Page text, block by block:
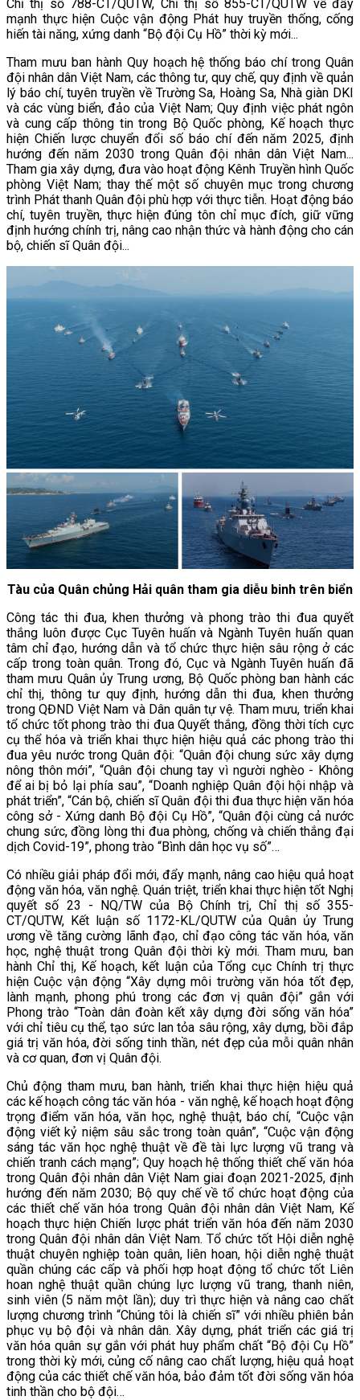
Chỉ thị số 788-CT/QUTW, Chỉ thị số 855-CT/QUTW về đẩy
mạnh thực hiện Cuộc vận động Phát huy truyền thống, cống
hiến tài năng, xứng danh “Bộ đội Cụ Hồ” thời kỳ mới...
Tham mưu ban hành Quy hoạch hệ thống báo chí trong Quân
đội nhân dân Việt Nam, các thông tư, quy chế, quy định về quản
lý báo chí, tuyên truyền về Trường Sa, Hoàng Sa, Nhà giàn DKI
và các vùng biển, đảo của Việt Nam; Quy định việc phát ngôn
và cung cấp thông tin trong Bộ Quốc phòng, Kế hoạch thực
hiện Chiến lược chuyển đổi số báo chí đến năm 2025, định
hướng đến năm 2030 trong Quân đội nhân dân Việt Nam...
Tham gia xây dựng, đưa vào hoạt động Kênh Truyền hình Quốc
phòng Việt Nam; thay thế một số chuyên mục trong chương
trình Phát thanh Quân đội phù hợp với thực tiễn. Hoạt động báo
chí, tuyên truyền, thực hiện đúng tôn chỉ mục đích, giữ vững
định hướng chính trị, nâng cao nhận thức và hành động cho cán
bộ, chiến sĩ Quân đội...
Tàu của Quân chủng Hải quân tham gia diễu binh trên biển
Công tác thi đua, khen thưởng và phong trào thi đua quyết
thắng luôn được Cục Tuyên huấn và Ngành Tuyên huấn quan
tâm chỉ đạo, hướng dẫn và tổ chức thực hiện sâu rộng ở các
cấp trong toàn quân. Trong đó, Cục và Ngành Tuyên huấn đã
tham mưu Quân ủy Trung ương, Bộ Quốc phòng ban hành các
chỉ thị, thông tư quy định, hướng dẫn thi đua, khen thưởng
trong QĐND Việt Nam và Dân quân tự vệ. Tham mưu, triển khai
tổ chức tốt phong trào thi đua Quyết thắng, đồng thời tích cực
cụ thể hóa và triển khai thực hiện hiệu quả các phong trào thi
đua yêu nước trong Quân đội: “Quân đội chung sức xây dựng
nông thôn mới”, “Quân đội chung tay vì người nghèo - Không
để ai bị bỏ lại phía sau”, “Doanh nghiệp Quân đội hội nhập và
phát triển”, “Cán bộ, chiến sĩ Quân đội thi đua thực hiện văn hóa
công sở - Xứng danh Bộ đội Cụ Hồ”, “Quân đội cùng cả nước
chung sức, đồng lòng thi đua phòng, chống và chiến thắng đại
dịch Covid-19”, phong trào “Bình dân học vụ số”…
Có nhiều giải pháp đổi mới, đẩy mạnh, nâng cao hiệu quả hoạt
động văn hóa, văn nghệ. Quán triệt, triển khai thực hiện tốt Nghị
quyết số 23 - NQ/TW của Bộ Chính trị, Chỉ thị số 355-
CT/QUTW, Kết luận số 1172-KL/QUTW của Quân ủy Trung
ương về tăng cường lãnh đạo, chỉ đạo công tác văn hóa, văn
học, nghệ thuật trong Quân đội thời kỳ mới. Tham mưu, ban
hành Chỉ thị, Kế hoạch, kết luận của Tổng cục Chính trị thực
hiện Cuộc vận động “Xây dựng môi trường văn hóa tốt đẹp,
lành mạnh, phong phú trong các đơn vị quân đội” gắn với
Phong trào “Toàn dân đoàn kết xây dựng đời sống văn hóa”
với chỉ tiêu cụ thể, tạo sức lan tỏa sâu rộng, xây dựng, bồi đắp
giá trị văn hóa, đời sống tinh thần, nét đẹp của mỗi quân nhân
và cơ quan, đơn vị Quân đội.
Chủ động tham mưu, ban hành, triển khai thực hiện hiệu quả
các kế hoạch công tác văn hóa - văn nghệ, kế hoạch hoạt động
trọng điểm văn hóa, văn học, nghệ thuật, báo chí, “Cuộc vận
động viết kỷ niệm sâu sắc trong toàn quân”, “Cuộc vận động
sáng tác văn học nghệ thuật về đề tài lực lượng vũ trang và
chiến tranh cách mạng”; Quy hoạch hệ thống thiết chế văn hóa
trong Quân đội nhân dân Việt Nam giai đoạn 2021-2025, định
hướng đến năm 2030; Bộ quy chế về tổ chức hoạt động của
các thiết chế văn hóa trong Quân đội nhân dân Việt Nam, Kế
hoạch thực hiện Chiến lược phát triển văn hóa đến năm 2030
trong Quân đội nhân dân Việt Nam. Tổ chức tốt Hội diễn nghệ
thuật chuyên nghiệp toàn quân, liên hoan, hội diễn nghệ thuật
quần chúng các cấp và phối hợp hoạt động tổ chức tốt Liên
hoan nghệ thuật quần chúng lực lượng vũ trang, thanh niên,
sinh viên (5 năm một lần); duy trì thực hiện và nâng cao chất
lượng chương trình “Chúng tôi là chiến sĩ” với nhiều phiên bản
phục vụ bộ đội và nhân dân. Xây dựng, phát triển các giá trị
văn hóa quân sự gắn với phát huy phẩm chất “Bộ đội Cụ Hồ”
trong thời kỳ mới, củng cố nâng cao chất lượng, hiệu quả hoạt
động của các thiết chế văn hóa, bảo đảm tốt đời sống văn hóa
tinh thần cho bộ đội…